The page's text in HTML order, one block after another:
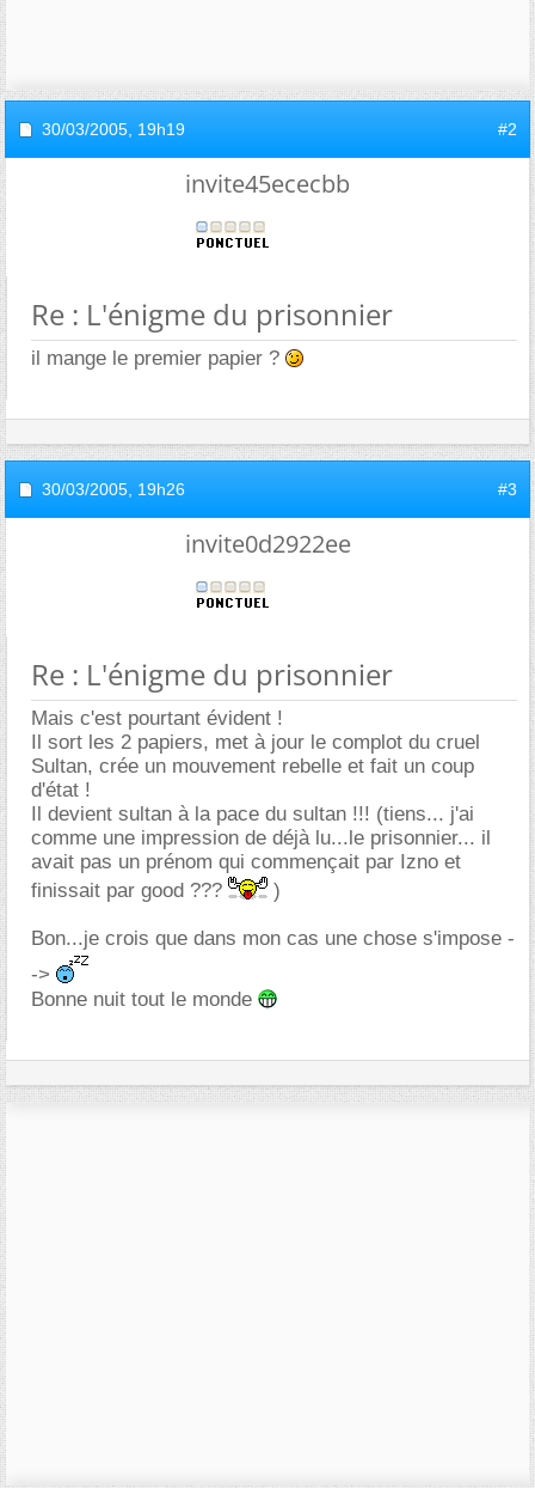
30/03/2005, 19h19 #2
invite45ececbb
Re : L'énigme du prisonnier
il mange le premier papier ?
30/03/2005, 19h26 #3
invite0d2922ee
Re : L'énigme du prisonnier
Mais c'est pourtant évident !
Il sort les 2 papiers, met à jour le complot du cruel
Sultan, crée un mouvement rebelle et fait un coup
d'état !
Il devient sultan à la pace du sultan !!! (tiens... j'ai
comme une impression de déjà lu...le prisonnier... il
avait pas un prénom qui commençait par Izno et
finissait par good ???
)
Bon...je crois que dans mon cas une chose s'impose -
->
Bonne nuit tout le monde